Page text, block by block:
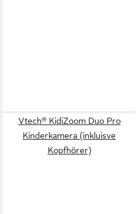
Vtech® KidiZoom Duo Pro
Kinderkamera (inkluisve
Kopfhörer)